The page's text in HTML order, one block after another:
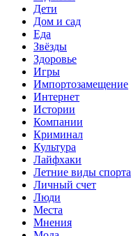
Дети
Дом и сад
Еда
Звёзды
Здоровье
Игры
Импортозамещение
Интернет
Истории
Компании
Криминал
Культура
Лайфхаки
Летние виды спорта
Личный счет
Люди
Места
Мнения